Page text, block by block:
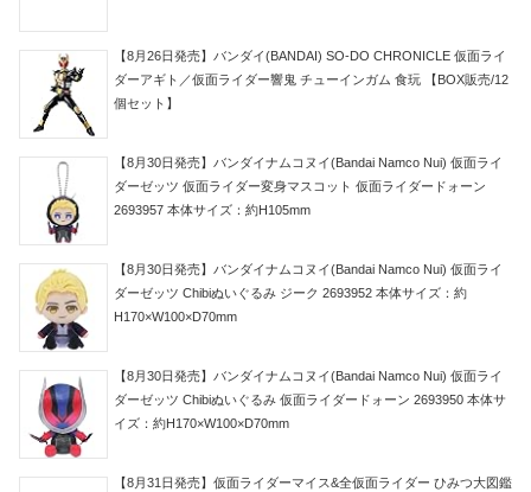
【8月26日発売】バンダイ(BANDAI) SO-DO CHRONICLE 仮面ライ
ダーアギト／仮面ライダー響鬼 チューインガム 食玩 【BOX販売/12
個セット】
【8月30日発売】バンダイナムコヌイ(Bandai Namco Nui) 仮面ライ
ダーゼッツ 仮面ライダー変身マスコット 仮面ライダードォーン
2693957 本体サイズ：約H105mm
【8月30日発売】バンダイナムコヌイ(Bandai Namco Nui) 仮面ライ
ダーゼッツ Chibiぬいぐるみ ジーク 2693952 本体サイズ：約
H170×W100×D70mm
【8月30日発売】バンダイナムコヌイ(Bandai Namco Nui) 仮面ライ
ダーゼッツ Chibiぬいぐるみ 仮面ライダードォーン 2693950 本体サ
イズ：約H170×W100×D70mm
【8月31日発売】仮面ライダーマイス&全仮面ライダー ひみつ大図鑑